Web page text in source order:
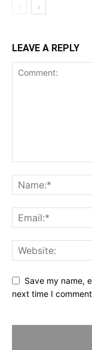
LEAVE A REPLY
Save my name,
next time I